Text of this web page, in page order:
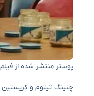
پوستر منتشر شده از فیلم Roofman، چنینگ تیتوم را در وضعیتی طنزآمیز نمایش می‌دهد.